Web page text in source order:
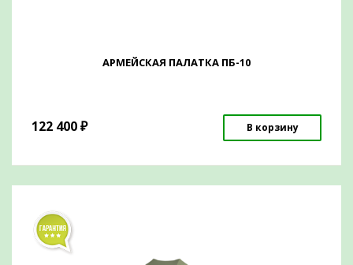
АРМЕЙСКАЯ ПАЛАТКА ПБ-10
122 400₽ В корзину